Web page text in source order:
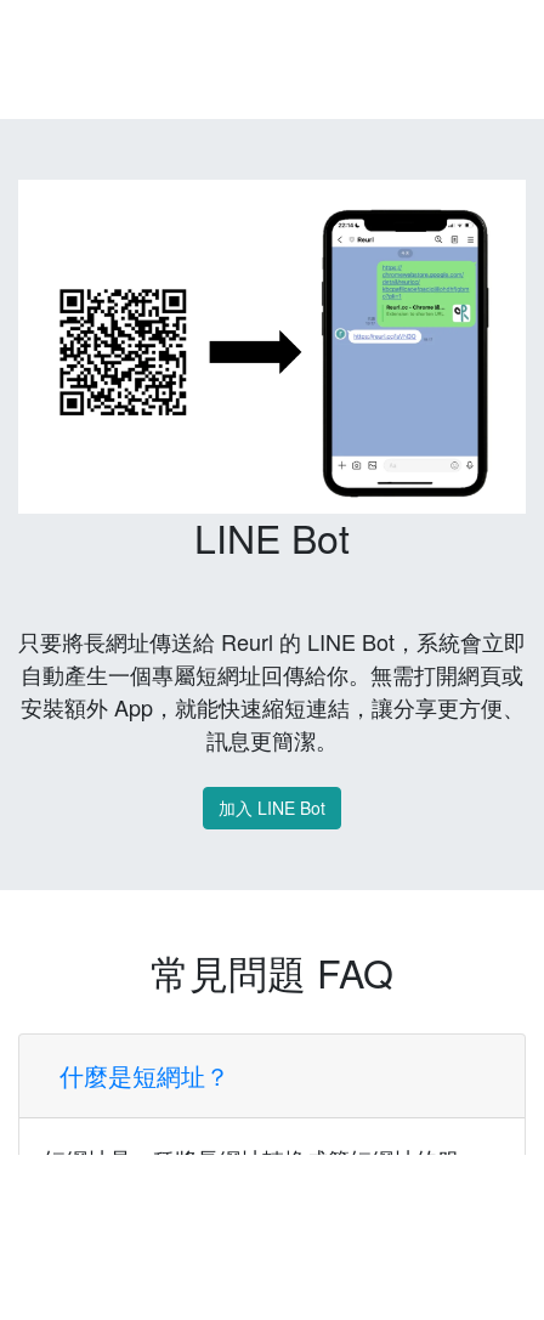
LINE Bot
只要將長網址傳送給 Reurl 的 LINE Bot，系統會立即
自動產生一個專屬短網址回傳給你。無需打開網頁或
安裝額外 App，就能快速縮短連結，讓分享更方便、
訊息更簡潔。
加入 LINE Bot
常見問題 FAQ
什麼是短網址？
短網址是一種將長網址轉換成簡短網址的服